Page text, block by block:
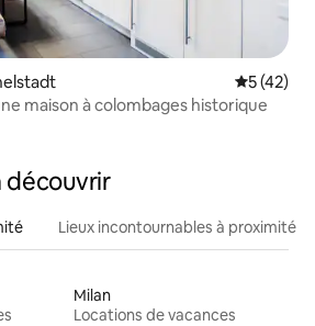
5 (42)
maison à colombages historique
découvrir
Lieux incontournables à proximité
Milan
Locations de vacances